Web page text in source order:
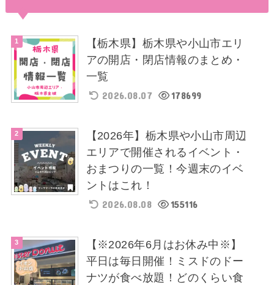
【栃木県】栃木県や小山市エリ
アの開店・閉店情報のまとめ・
一覧
2026.08.07 178699
【2026年】栃木県や小山市周辺
エリアで開催されるイベント・
おまつりの一覧！今週末のイベ
ントはこれ！
2026.08.08 155116
【※2026年6月はお休み中※】
平日は毎日開催！ミスドのドー
ナツが食べ放題！どのくらい食